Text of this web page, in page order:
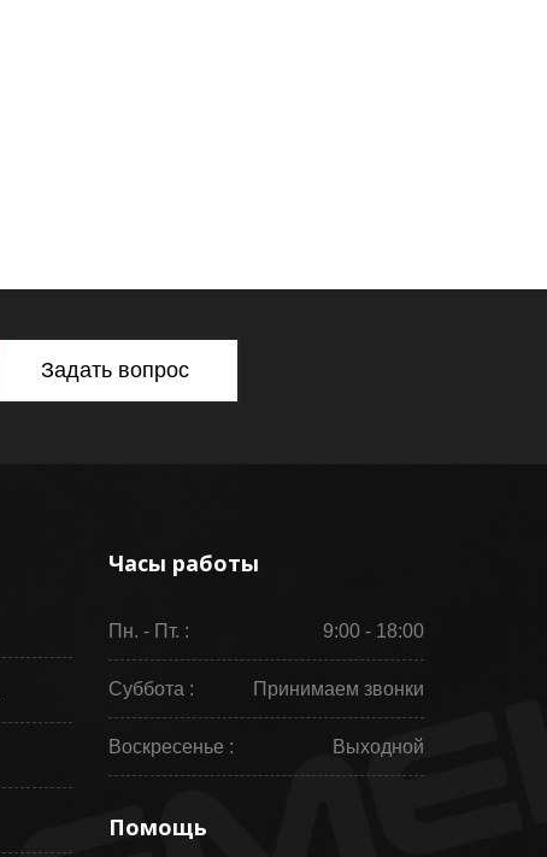
Задать вопрос
Часы работы
Пн. - Пт. : 9:00 - 18:00
Суббота : Принимаем звонки
Воскресенье : Выходной
Помощь